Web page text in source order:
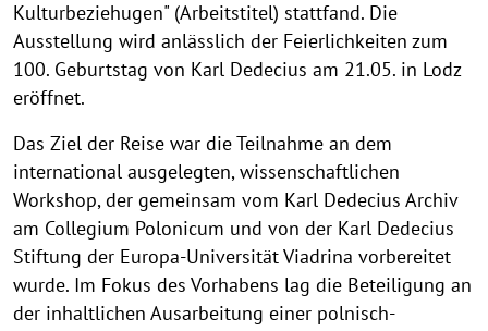
Kulturbeziehugen" (Arbeitstitel) stattfand. Die
Ausstellung wird anlässlich der Feierlichkeiten zum
100. Geburtstag von Karl Dedecius am 21.05. in Lodz
eröffnet.
Das Ziel der Reise war die Teilnahme an dem
international ausgelegten, wissenschaftlichen
Workshop, der gemeinsam vom Karl Dedecius Archiv
am Collegium Polonicum und von der Karl Dedecius
Stiftung der Europa-Universität Viadrina vorbereitet
wurde. Im Fokus des Vorhabens lag die Beteiligung an
der inhaltlichen Ausarbeitung einer polnisch-